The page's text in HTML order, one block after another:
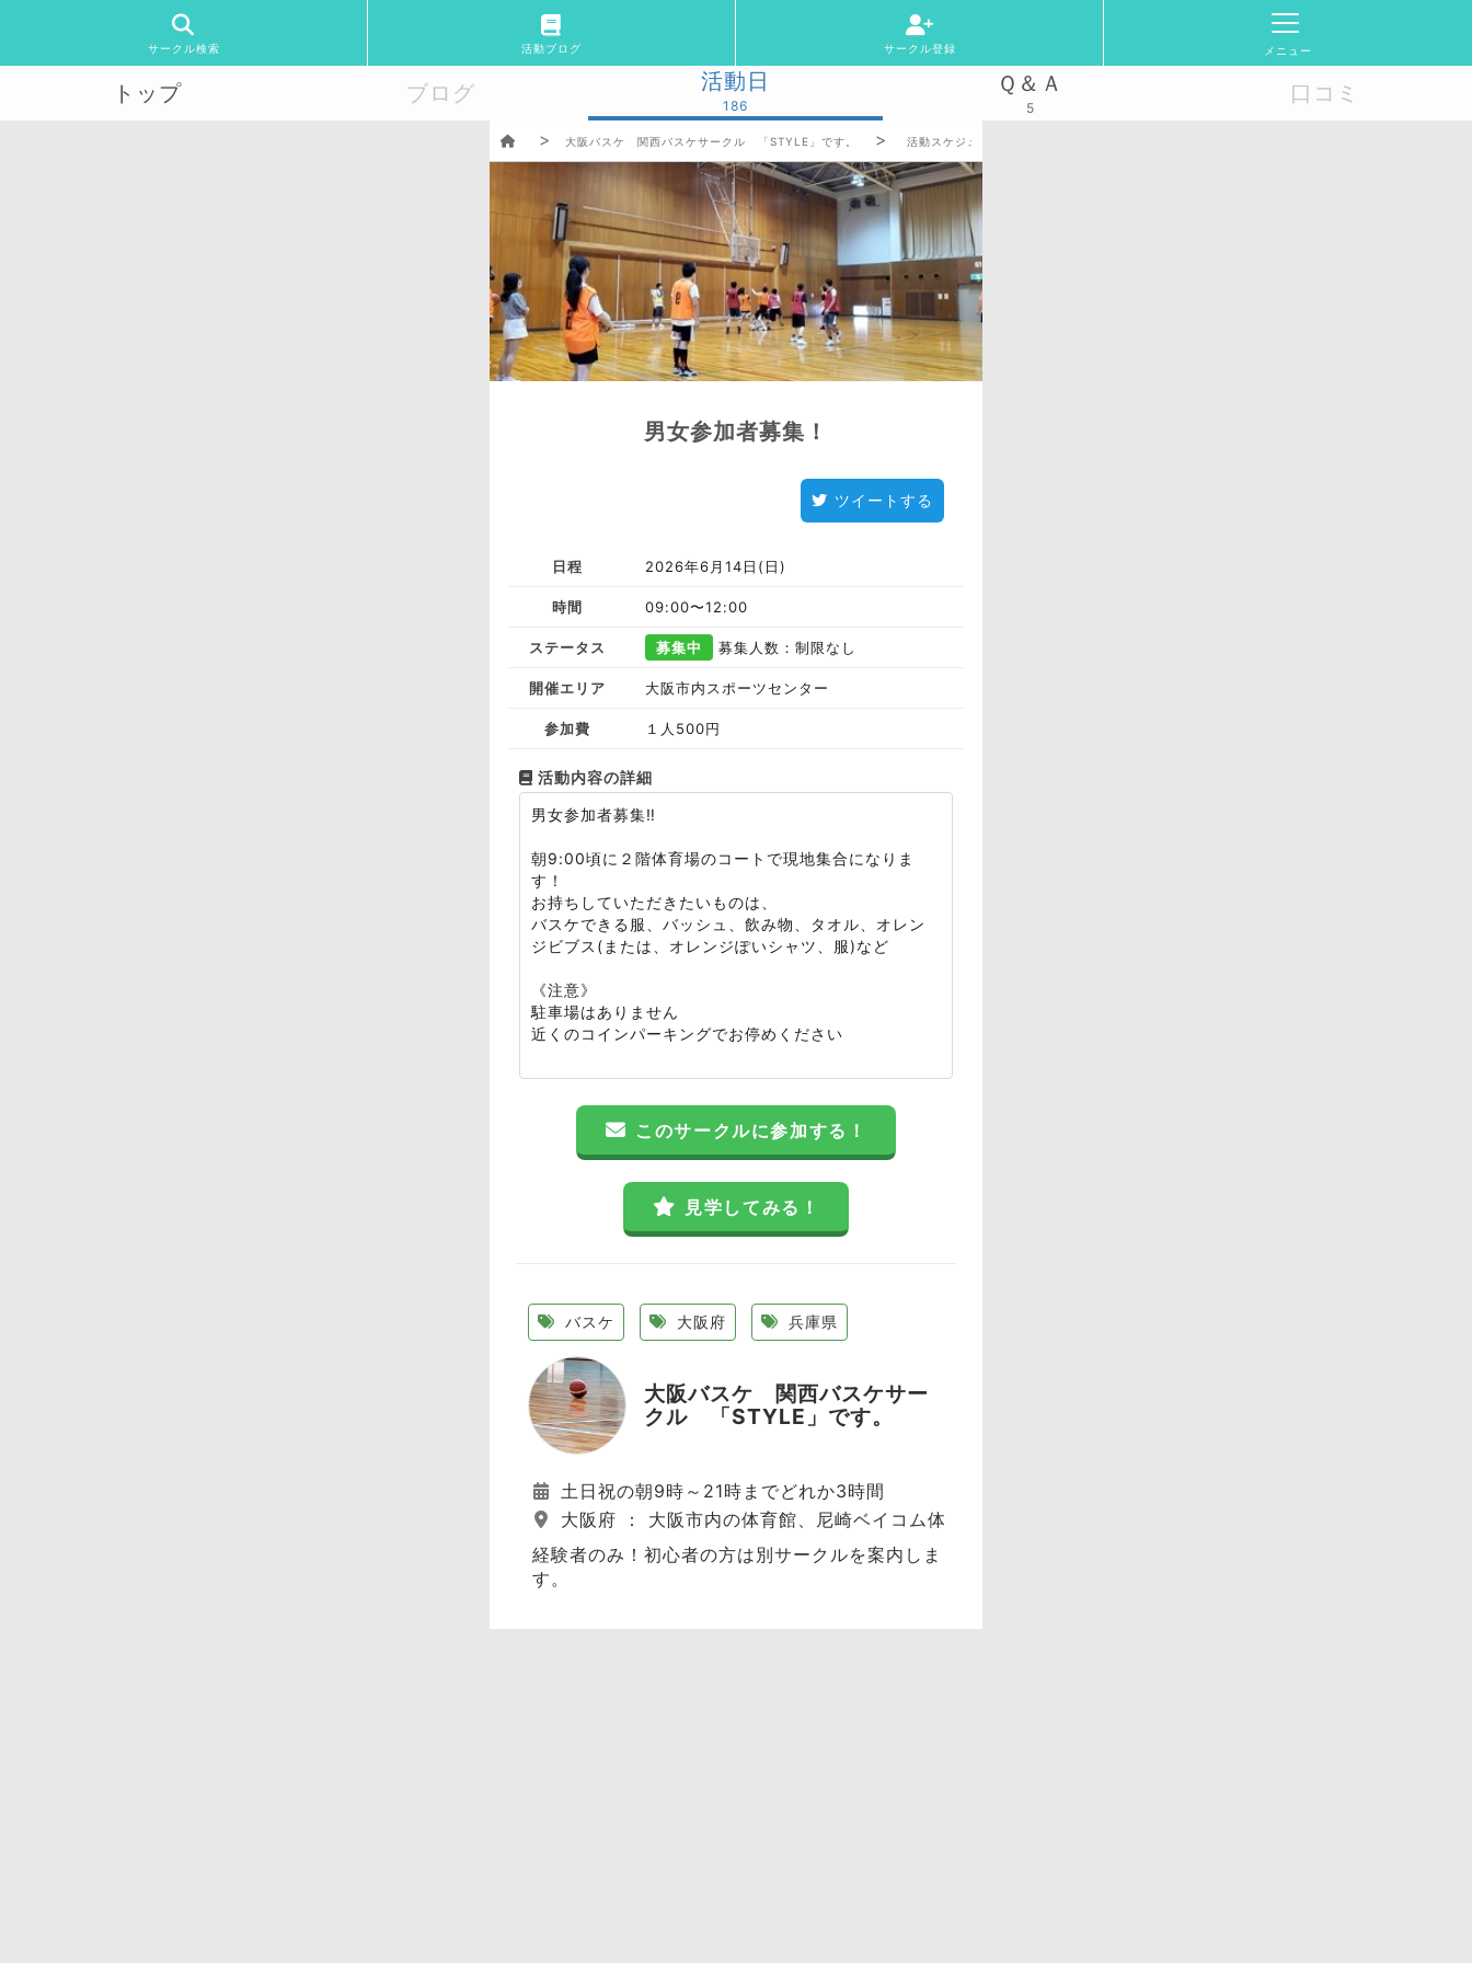
サークル検索 活動ブログ サークル登録 メニュー
トップ ブログ 活動日
186
Ｑ＆Ａ
5
口コミ
大阪バスケ 関西バスケサークル 「STYLE」です。 活動スケジュール
男女参加者募集！
ツイートする
日程 2026年6月14日(日)
時間 09:00〜12:00
ステータス 募集中 募集人数：制限なし
開催エリア 大阪市内スポーツセンター
参加費 １人500円
活動内容の詳細
男女参加者募集‼️
朝9:00頃に２階体育場のコートで現地集合になりま
す！
お持ちしていただきたいものは、
バスケできる服、バッシュ、飲み物、タオル、オレン
ジビブス(または、オレンジぽいシャツ、服)など
《注意》
駐車場はありません
近くのコインパーキングでお停めください
このサークルに参加する！
見学してみる！
バスケ 大阪府 兵庫県
大阪バスケ 関西バスケサー
クル 「STYLE」です。
土日祝の朝9時～21時までどれか3時間
大阪府 ： 大阪市内の体育館、尼崎ベイコム体育館
経験者のみ！初心者の方は別サークルを案内しま
す。